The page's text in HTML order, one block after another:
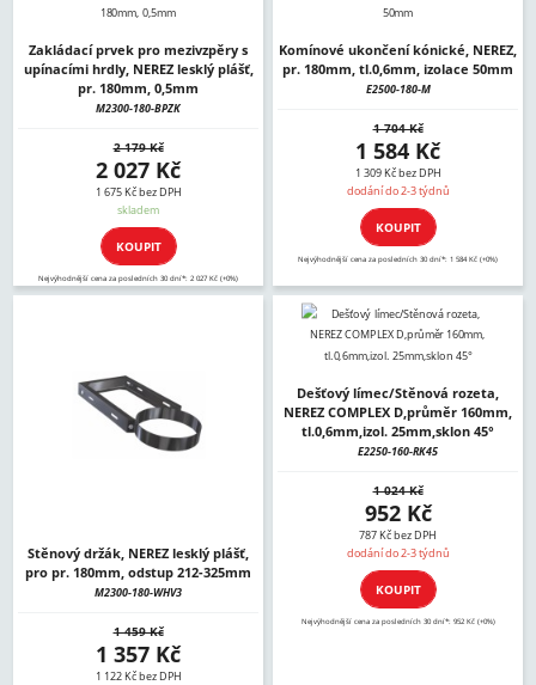
Zakládací prvek pro mezivzpěry s
upínacími hrdly, NEREZ lesklý plášť,
pr. 180mm, 0,5mm
M2300-180-BPZK
2 179 Kč
2 027 Kč
1 675 Kč bez DPH
skladem
KOUPIT
Nejvýhodnější cena za posledních 30 dní*: 2 027 Kč (+0%)
Komínové ukončení kónické, NEREZ,
pr. 180mm, tl.0,6mm, izolace 50mm
E2500-180-M
1 704 Kč
1 584 Kč
1 309 Kč bez DPH
dodání do 2-3 týdnů
KOUPIT
Nejvýhodnější cena za posledních 30 dní*: 1 584 Kč (+0%)
Stěnový držák, NEREZ lesklý plášť,
pro pr. 180mm, odstup 212-325mm
M2300-180-WHV3
1 459 Kč
1 357 Kč
1 122 Kč bez DPH
Dešťový límec/Stěnová rozeta,
NEREZ COMPLEX D,průměr 160mm,
tl.0,6mm,izol. 25mm,sklon 45°
E2250-160-RK45
1 024 Kč
952 Kč
787 Kč bez DPH
dodání do 2-3 týdnů
KOUPIT
Nejvýhodnější cena za posledních 30 dní*: 952 Kč (+0%)